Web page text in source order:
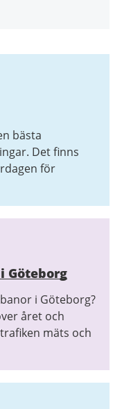
bästa
Det finns
för
Göteborg
i Göteborg?
året och
mäts och